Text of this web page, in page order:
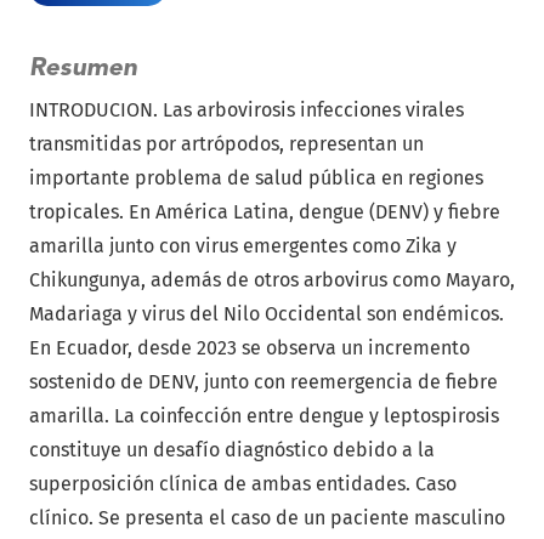
Resumen
INTRODUCION. Las arbovirosis infecciones virales
transmitidas por artrópodos, representan un
importante problema de salud pública en regiones
tropicales. En América Latina, dengue (DENV) y fiebre
amarilla junto con virus emergentes como Zika y
Chikungunya, además de otros arbovirus como Mayaro,
Madariaga y virus del Nilo Occidental son endémicos.
En Ecuador, desde 2023 se observa un incremento
sostenido de DENV, junto con reemergencia de fiebre
amarilla. La coinfección entre dengue y leptospirosis
constituye un desafío diagnóstico debido a la
superposición clínica de ambas entidades. Caso
clínico. Se presenta el caso de un paciente masculino